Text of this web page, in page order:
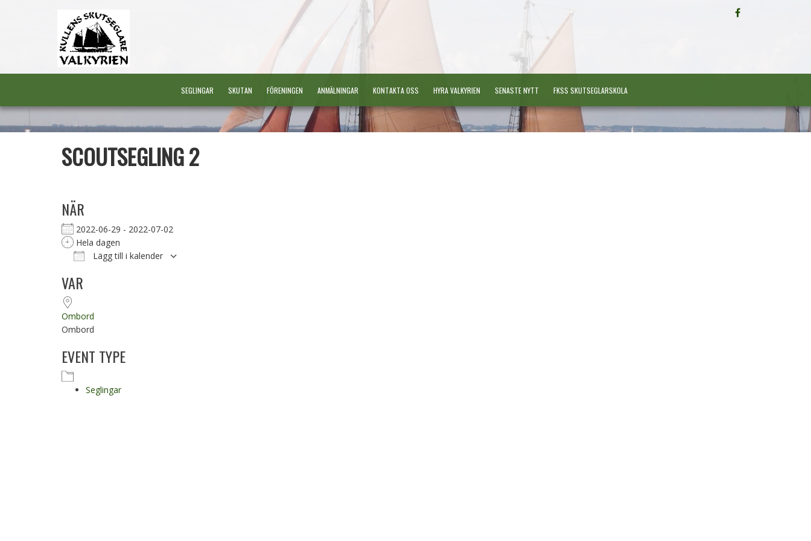
FÖLJ
SEGLINGAR SKUTAN FÖRENINGEN ANMÄLNINGAR KONTAKTA OSS HYRA VALKYRIEN SENASTE NYTT FKSS SKUTSEGLARSKOLA
SCOUTSEGLING 2
NÄR
2022-06-29 - 2022-07-02
Hela dagen
Lägg till i kalender
VAR
Ombord
Ombord
EVENT TYPE
Seglingar